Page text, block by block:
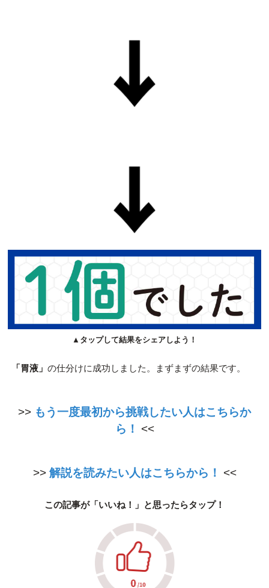
▲タップして結果をシェアしよう！
「胃液」 の仕分けに成功しました。まずまずの結果です。
>> もう一度最初から挑戦したい人はこちらか
ら！
<<
>> 解説を読みたい人はこちらから！ <<
この記事が「いいね！」と思ったらタップ！